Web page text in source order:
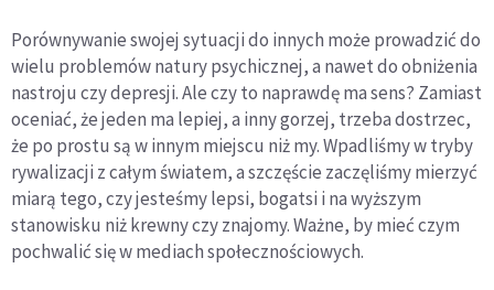
Porównywanie swojej sytuacji do innych może prowadzić do
wielu problemów natury psychicznej, a nawet do obniżenia
nastroju czy depresji. Ale czy to naprawdę ma sens? Zamiast
oceniać, że jeden ma lepiej, a inny gorzej, trzeba dostrzec,
że po prostu są w innym miejscu niż my. Wpadliśmy w tryby
rywalizacji z całym światem, a szczęście zaczęliśmy mierzyć
miarą tego, czy jesteśmy lepsi, bogatsi i na wyższym
stanowisku niż krewny czy znajomy. Ważne, by mieć czym
pochwalić się w mediach społecznościowych.